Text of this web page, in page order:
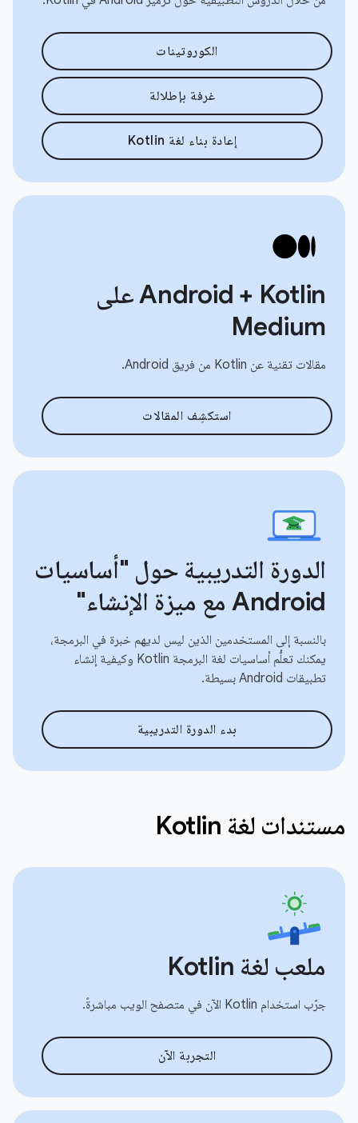
الكوروتينات
غرفة بإطلالة
إعادة بناء لغة Kotlin
Android + Kotlin على
Medium
مقالات تقنية عن Kotlin من فريق Android.
استكشِف المقالات
الدورة التدريبية حول "أساسيات
Android مع ميزة الإنشاء"
بالنسبة إلى المستخدمين الذين ليس لديهم خبرة في البرمجة،
يمكنك تعلُّم أساسيات لغة البرمجة Kotlin وكيفية إنشاء
تطبيقات Android بسيطة.
بدء الدورة التدريبية
مستندات لغة Kotlin
ملعب لغة Kotlin
جرّب استخدام Kotlin الآن في متصفح الويب مباشرةً.
التجربة الآن